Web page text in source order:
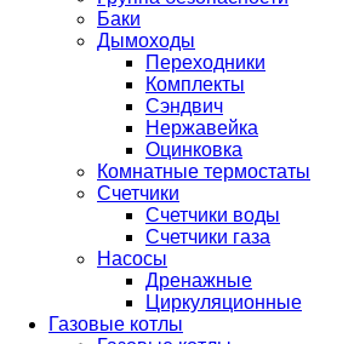
Баки
Дымоходы
Переходники
Комплекты
Сэндвич
Нержавейка
Оцинковка
Комнатные термостаты
Счетчики
Счетчики воды
Счетчики газа
Насосы
Дренажные
Циркуляционные
Газовые котлы